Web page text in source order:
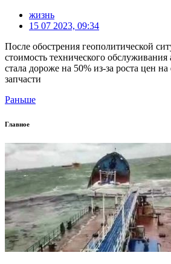
жизнь
15 07 2023, 09:34
После обострения геополитической
стоимость технического
стала дороже на 50% из-за роста цен
запчасти
Раньше
Главное